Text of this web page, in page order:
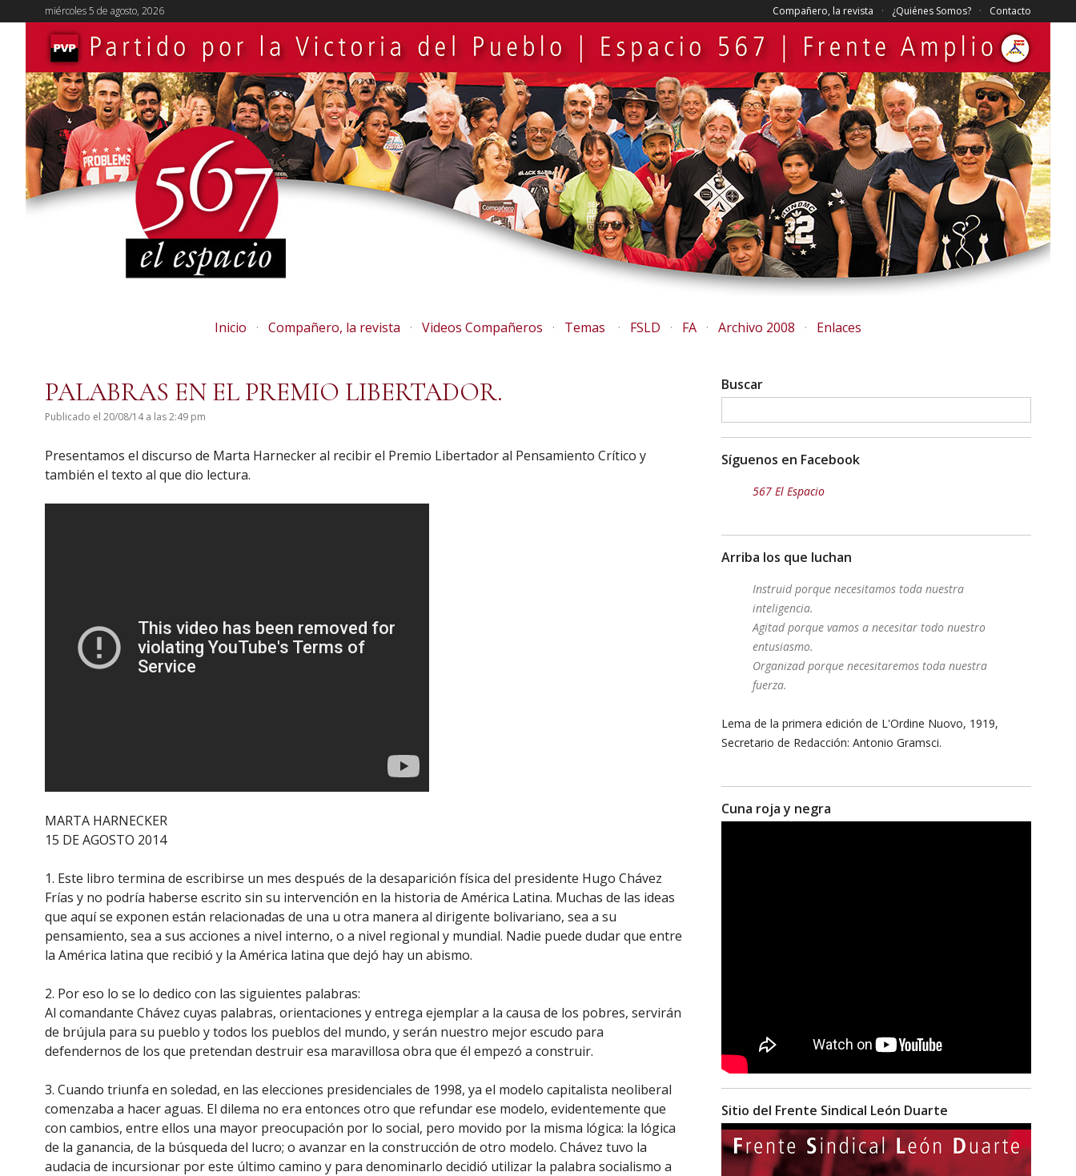
miércoles 5 de agosto, 2026 Compañero, la revista ¿Quiénes Somos? Contacto
Inicio Compañero, la revista Videos Compañeros Temas FSLD FA Archivo 2008 Enlaces
PALABRAS EN EL PREMIO LIBERTADOR.
Publicado el 20/08/14 a las 2:49 pm
Presentamos el discurso de Marta Harnecker al recibir el Premio Libertador al Pensamiento Crítico y
también el texto al que dio lectura.
MARTA HARNECKER
15 DE AGOSTO 2014
1. Este libro termina de escribirse un mes después de la desaparición física del presidente Hugo Chávez
Frías y no podría haberse escrito sin su intervención en la historia de América Latina. Muchas de las ideas
que aquí se exponen están relacionadas de una u otra manera al dirigente bolivariano, sea a su
pensamiento, sea a sus acciones a nivel interno, o a nivel regional y mundial. Nadie puede dudar que entre
la América latina que recibió y la América latina que dejó hay un abismo.
2. Por eso lo se lo dedico con las siguientes palabras:
Al comandante Chávez cuyas palabras, orientaciones y entrega ejemplar a la causa de los pobres, servirán
de brújula para su pueblo y todos los pueblos del mundo, y serán nuestro mejor escudo para
defendernos de los que pretendan destruir esa maravillosa obra que él empezó a construir.
3. Cuando triunfa en soledad, en las elecciones presidenciales de 1998, ya el modelo capitalista neoliberal
comenzaba a hacer aguas. El dilema no era entonces otro que refundar ese modelo, evidentemente que
con cambios, entre ellos una mayor preocupación por lo social, pero movido por la misma lógica: la lógica
de la ganancia, de la búsqueda del lucro; o avanzar en la construcción de otro modelo. Chávez tuvo la
audacia de incursionar por este último camino y para denominarlo decidió utilizar la palabra socialismo a
Buscar
Síguenos en Facebook
567 El Espacio
Arriba los que luchan
Instruid porque necesitamos toda nuestra
inteligencia.
Agitad porque vamos a necesitar todo nuestro
entusiasmo.
Organizad porque necesitaremos toda nuestra
fuerza.
Lema de la primera edición de L'Ordine Nuovo, 1919,
Secretario de Redacción: Antonio Gramsci.
Cuna roja y negra
Sitio del Frente Sindical León Duarte